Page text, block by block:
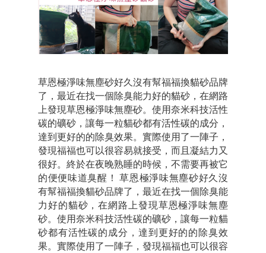
草恩極淨味無塵砂好久沒有幫福福換貓砂品牌
了，最近在找一個除臭能力好的貓砂，在網路
上發現草恩極淨味無塵砂。使用奈米科技活性
碳的礦砂，讓每一粒貓砂都有活性碳的成分，
達到更好的的除臭效果。實際使用了一陣子，
發現福福也可以很容易就接受，而且凝結力又
很好。終於在夜晚熟睡的時候，不需要再被它
的便便味道臭醒！ 草恩極淨味無塵砂好久沒
有幫福福換貓砂品牌了，最近在找一個除臭能
力好的貓砂，在網路上發現草恩極淨味無塵
砂。使用奈米科技活性碳的礦砂，讓每一粒貓
砂都有活性碳的成分，達到更好的的除臭效
果。實際使用了一陣子，發現福福也可以很容